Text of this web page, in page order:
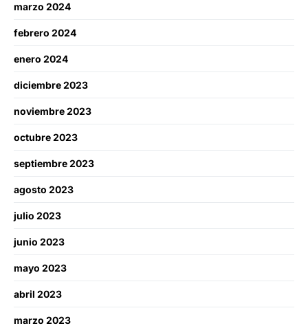
marzo 2024
febrero 2024
enero 2024
diciembre 2023
noviembre 2023
octubre 2023
septiembre 2023
agosto 2023
julio 2023
junio 2023
mayo 2023
abril 2023
marzo 2023